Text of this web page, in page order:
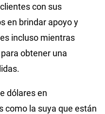
con sus
en brindar apoyo y
incluso mientras
obtener una
dólares en
como la suya que están